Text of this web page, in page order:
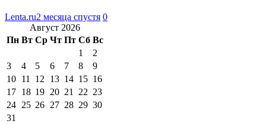
Lenta.ru2 месяца спустя 0
Август 2026
Пн Вт Ср Чт Пт Сб Вс
1
2
3
4 5 6 7 8
9
10 11 12 13 14 15 16
17 18 19 20 21 22 23
24 25 26 27 28 29 30
31